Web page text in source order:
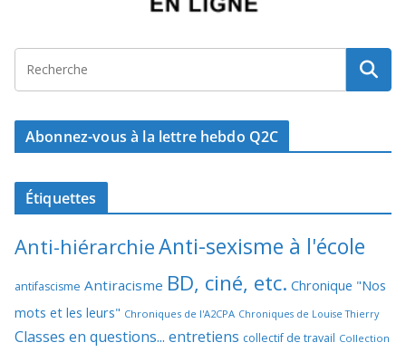
Abonnez-vous à la lettre hebdo Q2C
Étiquettes
Anti-hiérarchieAnti-sexisme à l'école
antifascisme Antiracisme BD, ciné, etc. Chronique "Nos
mots et les leurs" Chroniques de l'A2CPA Chroniques de Louise Thierry
Classes en questions... entretiens collectif de travail Collection